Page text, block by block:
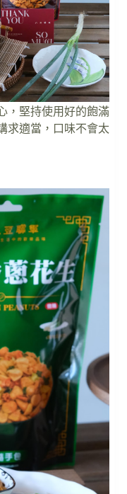
，堅持使用好的飽滿
求適當，口味不會太